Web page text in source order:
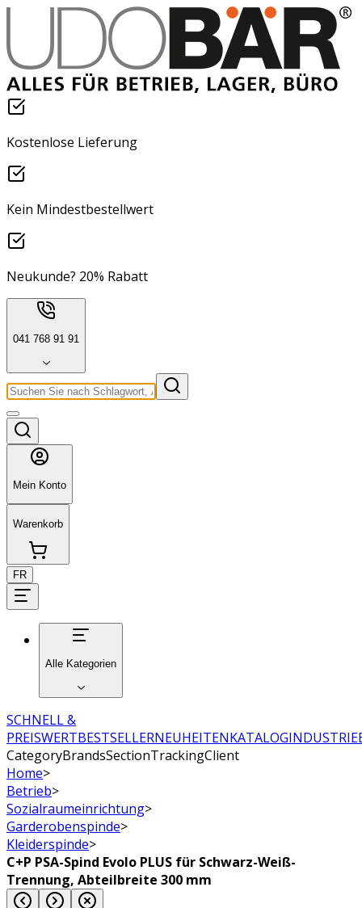
Kostenlose Lieferung
Kein Mindestbestellwert
Neukunde? 20% Rabatt
041 768 91 91
Mein Konto
Warenkorb
FR
Alle Kategorien
SCHNELL &
PREISWERTBESTSELLERNEUHEITENKATALOG
CategoryBrandsSectionTrackingClient
Home>
Betrieb>
Sozialraumeinrichtung>
Garderobenspinde>
Kleiderspinde>
C+P PSA-Spind Evolo PLUS für Schwarz-Weiß-
Trennung, Abteilbreite 300 mm